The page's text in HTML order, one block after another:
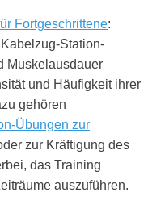
Fortgeschrittene:
Station-
Muskelausdauer
und Häufigkeit ihrer
gehören
Übungen zur
zur Kräftigung des
das Training
auszuführen.